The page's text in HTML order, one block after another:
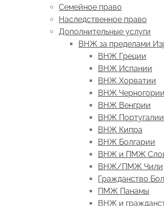
Семейное право
Наследственное право
Дополнительные услуги
ВНЖ за пределами
ВНЖ Греции
ВНЖ Испании
ВНЖ Хорватии
ВНЖ Черногории
ВНЖ Венгрии
ВНЖ Португалии
ВНЖ Кипра
ВНЖ Болгарии
ВНЖ и ПМЖ
ВНЖ/ПМЖ Чили
Гражданство
ПМЖ Панамы
ВНЖ и